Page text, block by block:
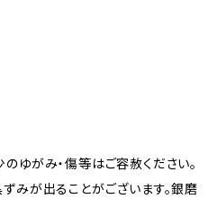
ゆがみ・傷等はご容赦ください。
みが出ることがございます。銀磨